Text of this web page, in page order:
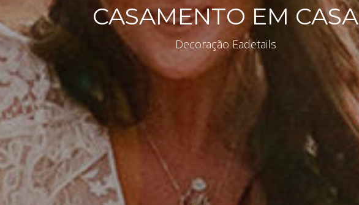
CASAMENTO EM CASA
Decoração Eadetails